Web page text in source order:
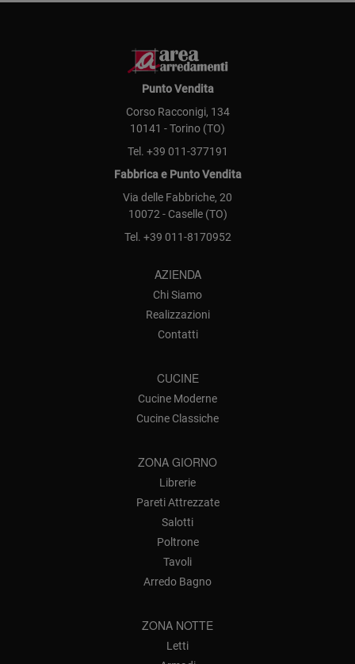
Punto Vendita
Corso Racconigi, 134
10141 - Torino (TO)
Tel. +39 011-377191
Fabbrica e Punto Vendita
Via delle Fabbriche, 20
10072 - Caselle (TO)
Tel. +39 011-8170952
AZIENDA
Chi Siamo
Realizzazioni
Contatti
CUCINE
Cucine Moderne
Cucine Classiche
ZONA GIORNO
Librerie
Pareti Attrezzate
Salotti
Poltrone
Tavoli
Arredo Bagno
ZONA NOTTE
Letti